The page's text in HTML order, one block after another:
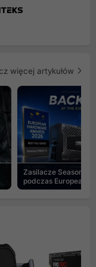
więcej artykułów
Zasilacze Seasonic
podczas European